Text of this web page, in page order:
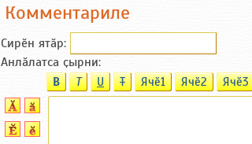
Комментариле
Сирӗн ятӑp:
Анлӑлатса ҫырни:
B T U T Ячӗ1 Ячӗ2 Ячӗ3